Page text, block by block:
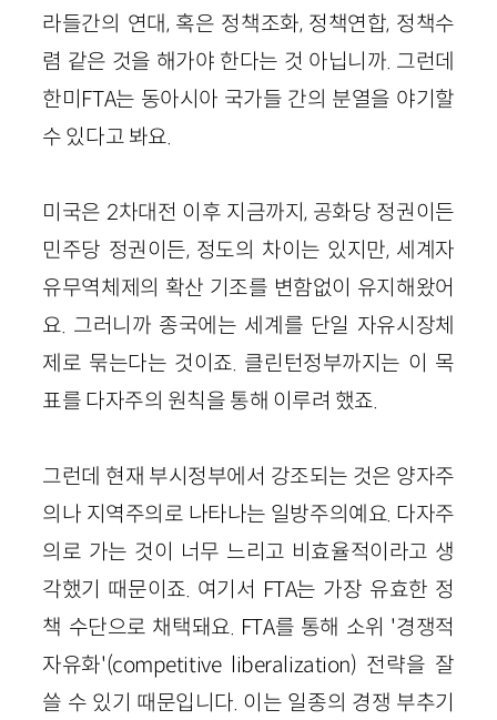
라들간의 연대, 혹은 정책조화, 정책연합, 정책수
렴 같은 것을 해가야 한다는 것 아닙니까. 그런데
한미FTA는 동아시아 국가들 간의 분열을 야기할
수 있다고 봐요.
미국은 2차대전 이후 지금까지, 공화당 정권이든
민주당 정권이든, 정도의 차이는 있지만, 세계자
유무역체제의 확산 기조를 변함없이 유지해왔어
요. 그러니까 종국에는 세계를 단일 자유시장체
제로 묶는다는 것이죠. 클린턴정부까지는 이 목
표를 다자주의 원칙을 통해 이루려 했죠.
그런데 현재 부시정부에서 강조되는 것은 양자주
의나 지역주의로 나타나는 일방주의예요. 다자주
의로 가는 것이 너무 느리고 비효율적이라고 생
각했기 때문이죠. 여기서 FTA는 가장 유효한 정
책 수단으로 채택돼요. FTA를 통해 소위 '경쟁적
자유화'(competitive liberalization) 전략을 잘
쓸 수 있기 때문입니다. 이는 일종의 경쟁 부추기